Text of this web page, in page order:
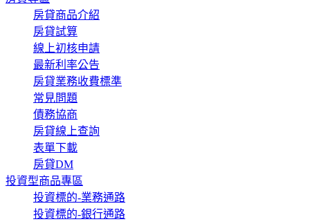
房貸商品介紹
房貸試算
線上初核申請
最新利率公告
房貸業務收費標準
常見問題
債務協商
房貸線上查詢
表單下載
房貸DM
投資型商品專區
投資標的-業務通路
投資標的-銀行通路